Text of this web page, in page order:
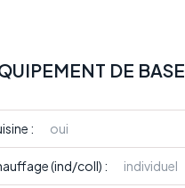
DE BASE
: oui
(ind/coll) : individuel